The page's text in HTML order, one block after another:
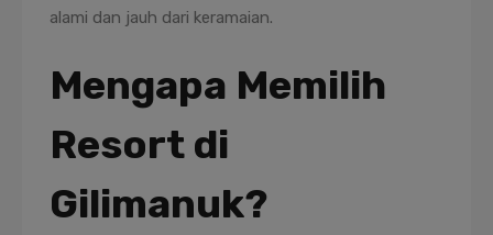
alami dan jauh dari keramaian.
Mengapa Memilih
Resort di
Gilimanuk?